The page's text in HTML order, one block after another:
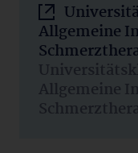
Allgemeine
Allgemeine